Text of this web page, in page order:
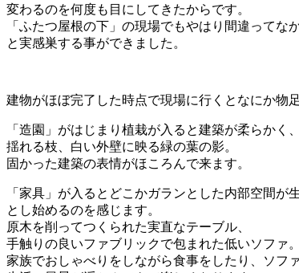
変わるのを何度も目にしてきたからです。
「ふたつ屋根の下」の現場でもやはり間違ってな
と実感巣する事ができました。
建物がほぼ完了した時点で現場に行くとなにか物
「造園」がはじまり植栽が入ると建築が柔らかく
揺れる枝、白い外壁に映る緑の葉の影。
固かった建築の表情がほころんで来ます。
「家具」が入るとどこかガランとした内部空間が
とし始めるのを感じます。
原木を削ってつくられた実直なテーブル、
手触りの良いファブリックで包まれた低いソファ。
家族でおしゃべりをしながら食事をしたり、ソフ